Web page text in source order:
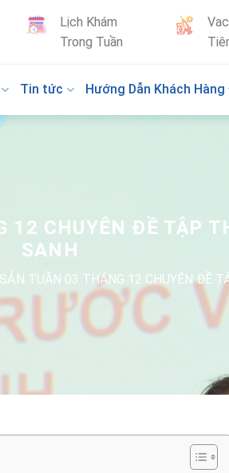
Lịch Khám
Trong Tuần
Tin tức Hướng Dẫn Khách Hàng
CHUYÊN ĐỀ TẬP
SANH
TUẦN 03 THÁNG 12 CHUYÊN ĐỀ